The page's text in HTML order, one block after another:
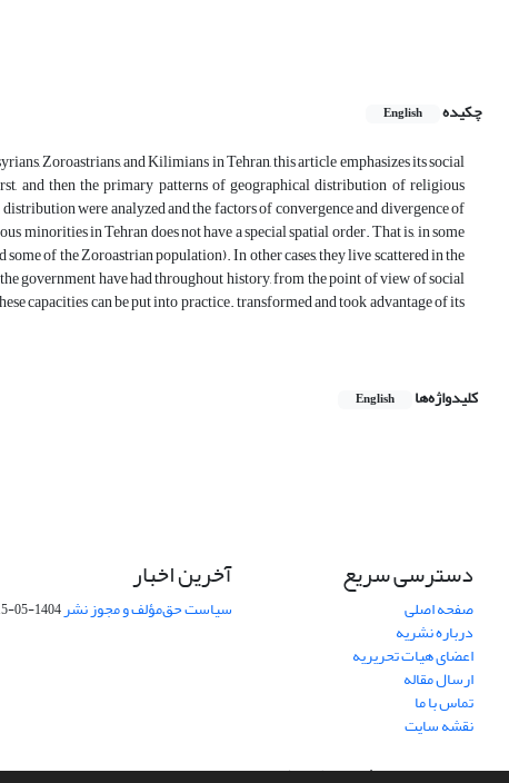
چکیده
English
Zoroastrians, and Kilimians in Tehran, this article emphasizes its social
and then the primary patterns of geographical distribution of religious
were analyzed and the factors of convergence and divergence of
in Tehran does not have a special spatial order. That is, in some
of the Zoroastrian population). In other cases, they live scattered in the
government have had throughout history, from the point of view of social
capacities can be put into practice. transformed and took advantage of its
کلیدواژه‌ها English
دسترسی سریع
صفحه اصلی
درباره نشریه
اعضای هیات تحریریه
ارسال مقاله
تماس با ما
نقشه سایت
آخرین اخبار
سیاست حق‌مؤلف و مجوز نشر1404-05-15
سامانه مدیریت نشریات علمی.طراحی و پیاده سازی ازسیناوب